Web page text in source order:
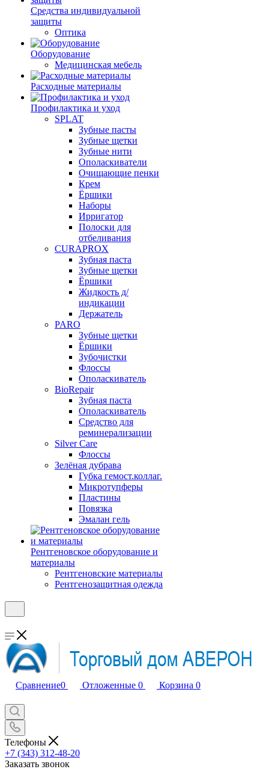
Средства индивидуальной
защиты
Оптика
Оборудование
Медицинская мебель
Расходные материалы
Профилактика и уход
SPLAT
Зубные пасты
Зубные щетки
Зубные нити
Ополаскиватели
Очищающие пенки
Крем
Ёршики
Наборы
Ирригатор
Полоски для
отбеливания
CURAPROX
Зубная паста
Зубные щетки
Ёршики
Жидкость д/
индикации
Держатель
PARO
Зубные щетки
Ёршики
Зубочистки
Флоссы
Ополаскиватель
BioRepair
Зубная паста
Ополаскиватель
Средство для
реминерализации
Silver Care
Флоссы
Зелёная дубрава
Губка гемост.коллаг.
Микротупферы
Пластины
Повязка
Эмалан гель
Рентгеновское оборудование и
материалы
Рентгеновские материалы
Рентгенозащитная одежда
Сравнение0 Отложенные 0 Корзина 0
Телефоны
+7 (343) 312-48-20
Заказать звонок